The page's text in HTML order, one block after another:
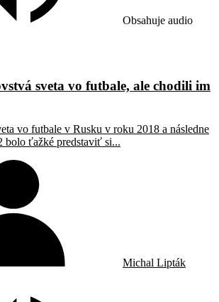
Obsahuje audio
sveta vo futbale, ale chodili im
vo futbale v Rusku v roku 2018 a následne
bolo ťažké predstaviť si...
Michal Lipták